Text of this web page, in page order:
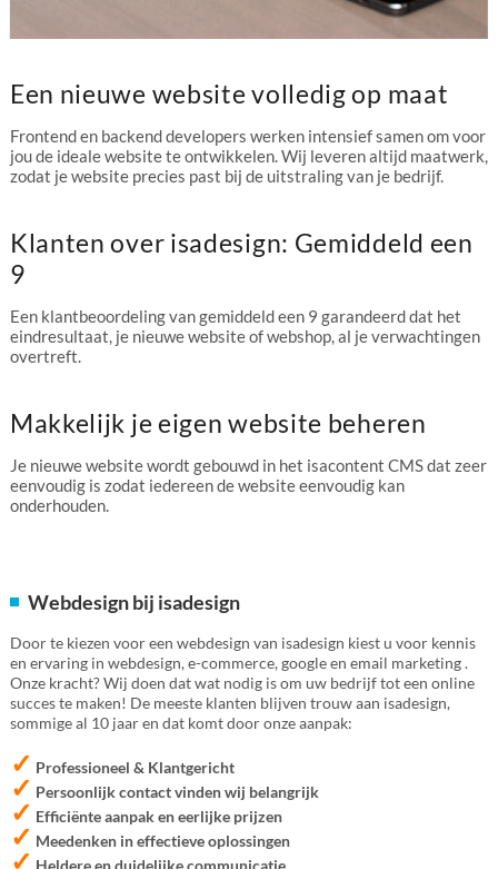
Een nieuwe website volledig op maat
Frontend en backend developers werken intensief samen om voor
jou de ideale website te ontwikkelen. Wij leveren altijd maatwerk,
zodat je website precies past bij de uitstraling van je bedrijf.
Klanten over isadesign: Gemiddeld een
9
Een klantbeoordeling van gemiddeld een 9 garandeerd dat het
eindresultaat, je nieuwe website of webshop, al je verwachtingen
overtreft.
Makkelijk je eigen website beheren
Je nieuwe website wordt gebouwd in het isacontent CMS dat zeer
eenvoudig is zodat iedereen de website eenvoudig kan
onderhouden.
Webdesign bij isadesign
Door te kiezen voor een webdesign van isadesign kiest u voor kennis
en ervaring in webdesign, e-commerce, google en email marketing .
Onze kracht? Wij doen dat wat nodig is om uw bedrijf tot een online
succes te maken! De meeste klanten blijven trouw aan isadesign,
sommige al 10 jaar en dat komt door onze aanpak:
✓ Professioneel & Klantgericht
✓ Persoonlijk contact vinden wij belangrijk
✓ Efficiënte aanpak en eerlijke prijzen
✓ Meedenken in effectieve oplossingen
✓ Heldere en duidelijke communicatie